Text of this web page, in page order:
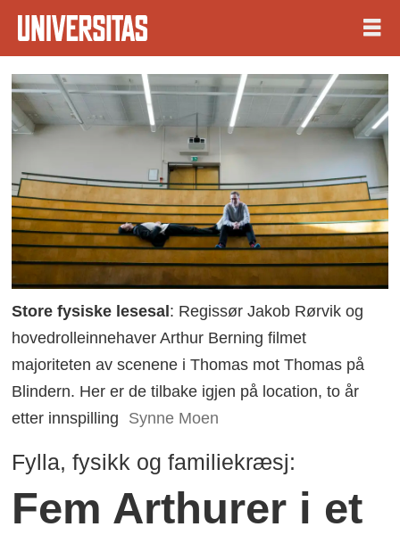
Store fysiske lesesal: Regissør Jakob Rørvik og
hovedrolleinnehaver Arthur Berning filmet
majoriteten av scenene i Thomas mot Thomas på
Blindern. Her er de tilbake igjen på location, to år
etter innspilling
Synne Moen
Fylla, fysikk og familiekræsj:
Fem Arthurer i et